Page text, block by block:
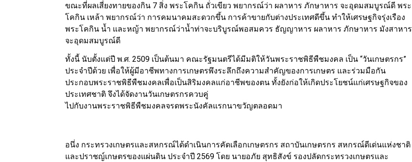
ขณะที่ผลเสี่ยงทายของกิน 7 สิ่ง พระโคกิน ถั่วเขียว พยากรณ์ว่า ผลาหาร ภักษาหาร จะอุดมสมบูรณ์ดี พระ
โคกิน เหล้า พยากรณ์ว่า การคมนาคมสะดวกขึ้น การค้าขายกับต่างประเทศดีขึ้น ทำให้เศรษฐกิจรุ่งเรือง
พระโคกิน น้ำ และหญ้า พยากรณ์ว่าน้ำท่าจะบริบูรณ์พอสมควร ธัญญาหาร ผลาหาร ภักษาหาร มังสาหาร
จะอุดมสมบูรณ์ดี
ทั้งนี้ นับตั้งแต่ปี พ.ศ. 2509 เป็นต้นมา คณะรัฐมนตรีได้มีมติให้วันพระราชพิธีพืชมงคล เป็น “วันเกษตรกร”
ประจำปีด้วย เพื่อให้ผู้มีอาชีพทางการเกษตรพึงระลึกถึงความสำคัญของการเกษตร และร่วมมือกัน
ประกอบพระราชพิธีพืชมงคลเพื่อเป็นสิริมงคลแก่อาชีพของตน ทั้งยังก่อให้เกิดประโยชน์แก่เศรษฐกิจของ
ประเทศชาติ จึงได้จัดงานวันเกษตรกรควบคู่
ไปกับงานพระราชพิธีพืชมงคลจรดพระนังคัลแรกนาขวัญตลอดมา
อนึ่ง กระทรวงเกษตรและสหกรณ์ได้ดำเนินการคัดเลือกเกษตรกร สถาบันเกษตรกร สหกรณ์ดีเด่นแห่งชาติ
และปราชญ์เกษตรของแผ่นดิน ประจำปี 2569 โดย นายอภัย สุทธิสังข์ รองปลัดกระทรวงเกษตรและ